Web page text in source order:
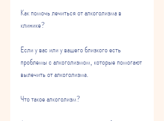
Как помочь лечиться от алкоголизма в
клинике?
Если у вас или у вашего близкого есть
проблемы с алкоголизмом, которые помогают
вылечить от алкоголизма.
Что такое алкоголизм?